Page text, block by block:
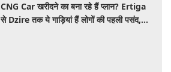
CNG Car खरीदने का बना रहे हैं प्लान? Ertiga
से Dzire तक ये गाड़ियां हैं लोगों की पहली पसंद,